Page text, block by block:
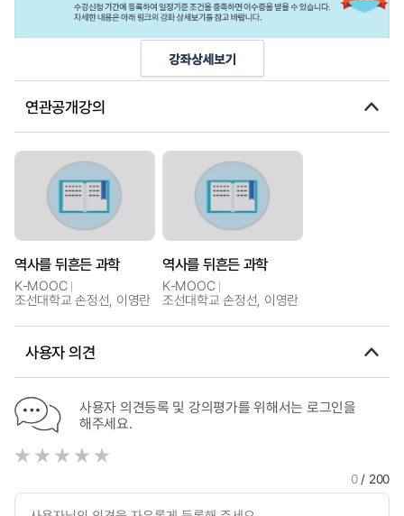
연관공개강의
역사를 뒤흔든 과학
K-MOOC
조선대학교 손정선, 이영란
역사를 뒤흔든 과학
K-MOOC
조선대학교 손정선, 이영란
사용자 의견
사용자 의견등록 및 강의평가를 위해서는 로그인을
해주세요.
0/ 200